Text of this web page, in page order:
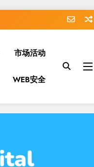
市场活动
WEB安全